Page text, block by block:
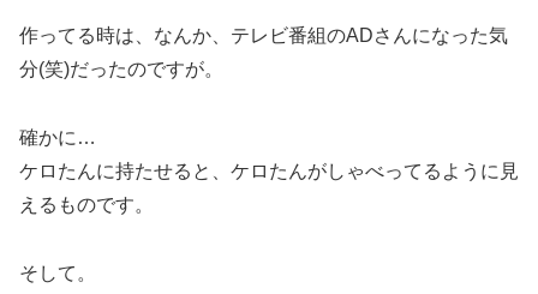
作ってる時は、なんか、テレビ番組のADさんになった気
分(笑)だったのですが。
確かに…
ケロたんに持たせると、ケロたんがしゃべってるように見
えるものです。
そして。